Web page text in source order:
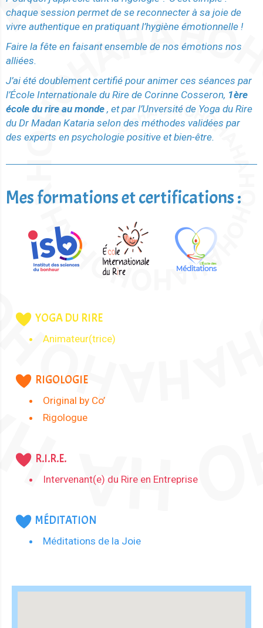
chaque session permet de se reconnecter à sa joie de
vivre authentique en pratiquant l’hygiène émotionnelle !
Faire la fête en faisant ensemble de nos émotions nos
alliées.
J’ai été doublement certifié pour animer ces séances par
l’École Internationale du Rire de Corinne Cosseron, 1ère
école du rire au monde , et par l’Unversité de Yoga du Rire
du Dr Madan Kataria selon des méthodes validées par
des experts en psychologie positive et bien-être.
Mes formations et certifications :
YOGA DU RIRE
Animateur(trice)
RIGOLOGIE
Original by Co’
Rigologue
R.I.R.E.
Intervenant(e) du Rire en Entreprise
MÉDITATION
Méditations de la Joie